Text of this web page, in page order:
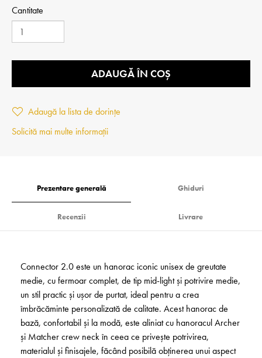
Cantitate
ADAUGĂ ÎN COȘ
Adaugă la lista de dorințe
Solicită mai multe informații
Prezentare generală Ghiduri
Recenzii Livrare
Connector 2.0 este un hanorac iconic unisex de greutate
medie, cu fermoar complet, de tip mid-light și potrivire medie,
un stil practic și ușor de purtat, ideal pentru a crea
îmbrăcăminte personalizată de calitate. Acest hanorac de
bază, confortabil și la modă, este aliniat cu hanoracul Archer
și Matcher crew neck în ceea ce privește potrivirea,
materialul și finisajele, făcând posibilă obținerea unui aspect